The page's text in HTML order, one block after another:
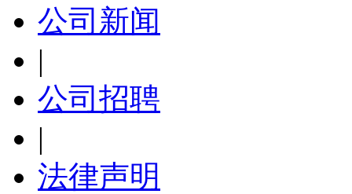
公司新闻
|
公司招聘
|
法律声明